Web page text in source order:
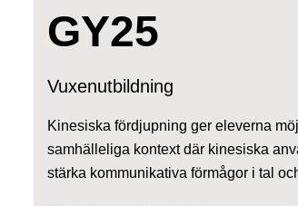
GY25
Vuxenutbildning
Kinesiska fördjupning ger eleverna
samhälleliga kontext där kinesiska
stärka kommunikativa förmågor i tal